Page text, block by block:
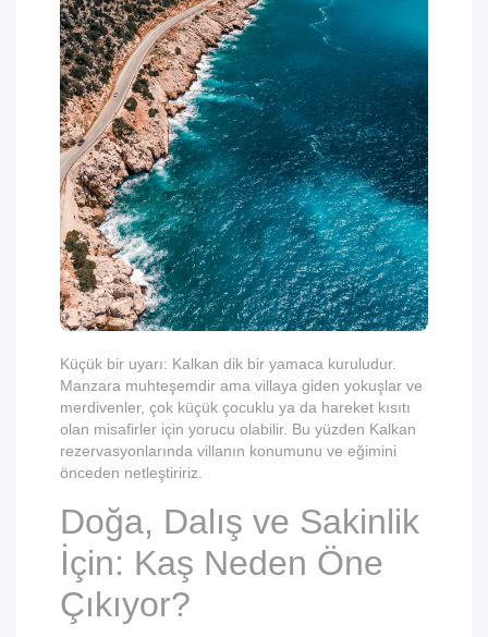
Küçük bir uyarı: Kalkan dik bir yamaca kuruludur.
Manzara muhteşemdir ama villaya giden yokuşlar ve
merdivenler, çok küçük çocuklu ya da hareket kısıtı
olan misafirler için yorucu olabilir. Bu yüzden Kalkan
rezervasyonlarında villanın konumunu ve eğimini
önceden netleştiririz.
Doğa, Dalış ve Sakinlik
İçin: Kaş Neden Öne
Çıkıyor?